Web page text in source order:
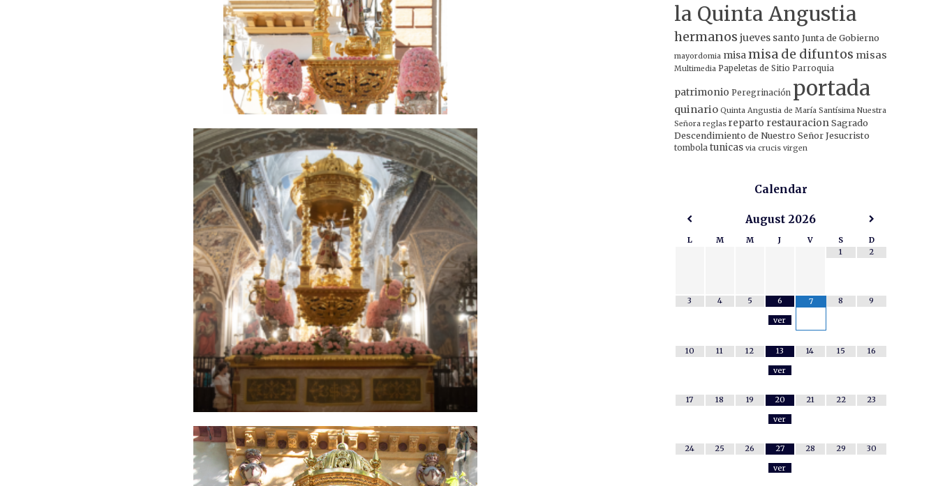
la Quinta Angustia
hermanos jueves santo Junta de Gobierno
mayordomia misamisa de difuntos misas
Multimedia Papeletas de Sitio Parroquia
patrimonio Peregrinación portada
quinario Quinta Angustia de María Santísima Nuestra
Señora reglas reparto restauracion Sagrado
Descendimiento de Nuestro Señor Jesucristo
tombola tunicas via crucis virgen
Calendar
August 2026
L M M J V S
D
1
2
3 4 5
6
ver
7 8 9
10 11 12
13
ver
14 15 16
17 18 19
20
ver
21 22 23
24 25 26
27
ver
28 29 30